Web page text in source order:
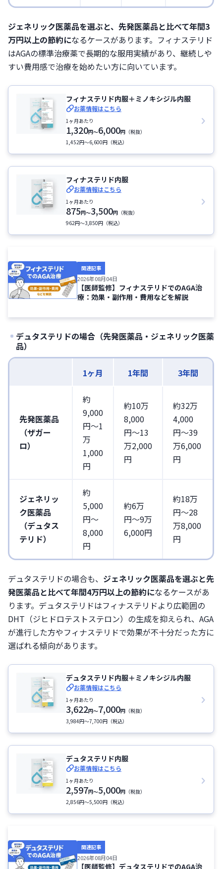
ジェネリック医薬品を選ぶと、先発医薬品と比べて年間3
万円以上の節約になるケースがあります。フィナステリド
はAGAの標準治療薬で長期的な服用実績があり、継続しや
すい費用感で治療を始めたい方に向いています。
フィナステリド内服＋ミノキシジル内服
お薬情報はこちら
1ヶ月あたり
1,320円〜6,000円 （税抜）
1,452円〜6,600円（税込）
フィナステリド内服
お薬情報はこちら
1ヶ月あたり
875円〜3,500円 （税抜）
962円〜3,850円（税込）
関連記事
2026年08月04日
【医師監修】フィナステリドでのAGA治
療：効果・副作用・費用などを解説
デュタステリドの場合（先発医薬品・ジェネリック医薬
品）
1ヶ月 1年間 3年間
先発医薬品
（ザガー
ロ）
約
9,000
円〜1
万
1,000
円
約10万
8,000
円〜13
万2,000
円
約32万
4,000
円〜39
万6,000
円
ジェネリッ
ク医薬品
（デュタス
テリド）
約
5,000
円〜
8,000
円
約6万
円〜9万
6,000円
約18万
円〜28
万8,000
円
デュタステリドの場合も、 ジェネリック医薬品を選ぶと先
発医薬品と比べて年間4万円以上の節約になるケースがあ
ります。デュタステリドはフィナステリドより広範囲の
DHT（ジヒドロテストステロン）の生成を抑えられ、AGA
が進行した方やフィナステリドで効果が不十分だった方に
選ばれる傾向があります。
デュタステリド内服＋ミノキシジル内服
お薬情報はこちら
1ヶ月あたり
3,622円〜7,000円 （税抜）
3,984円〜7,700円（税込）
デュタステリド内服
お薬情報はこちら
1ヶ月あたり
2,597円〜5,000円 （税抜）
2,856円〜5,500円（税込）
関連記事
2026年08月04日
【医師監修】デュタステリドでのAGA治